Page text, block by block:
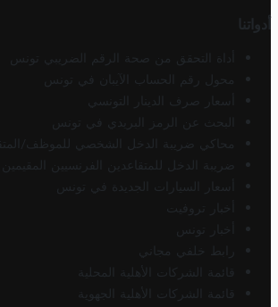
أدواتنا
أداة التحقق من صحة الرقم الضريبي تونس
محول رقم الحساب الآيبان في تونس
أسعار صرف الدينار التونسي
البحث عن الرمز البريدي في تونس
محاكي ضريبة الدخل الشخصي للموظف/
ضريبة الدخل للمتقاعدين الفرنسيين
أسعار السيارات الجديدة في تونس
أخبار تروفيت
أخبار تونس
رابط خلفي مجاني
قائمة الشركات الأهلية المحلية
قائمة الشركات الأهلية الجهوية